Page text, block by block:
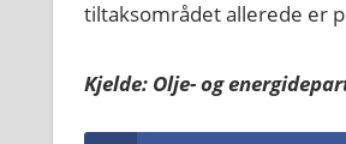
tiltaksområdet allerede er
Kjelde: Olje- og